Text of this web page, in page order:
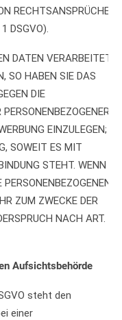
RECHTSANSPRÜCHEN
DSGVO).
DATEN VERARBEITET,
SO HABEN SIE DAS
DIE
EINZULEGEN;
SOWEIT ES MIT
STEHT. WENN
ZUM ZWECKE DER
NACH ART.
Aufsichtsbehörde
steht den
einer